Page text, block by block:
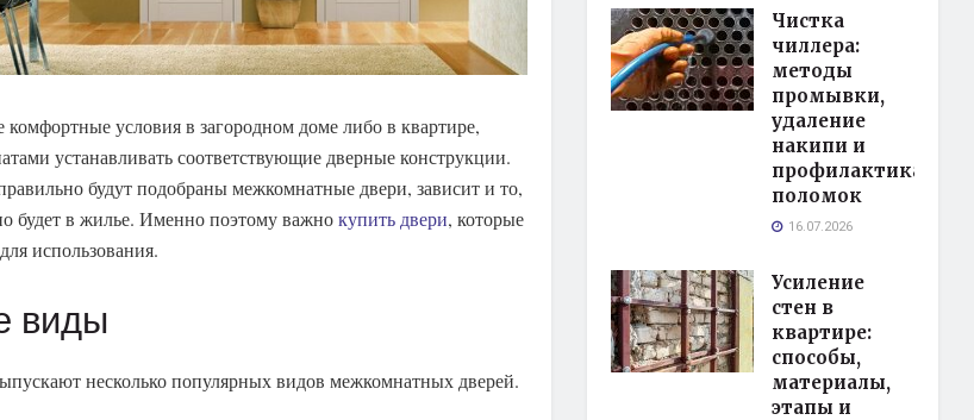
комфортные условия в загородном доме либо в квартире,
устанавливать соответствующие дверные конструкции.
будут подобраны межкомнатные двери, зависит и то,
будет в жилье. Именно поэтому важнокупить двери, которые
использования.
виды
несколько популярных видов межкомнатных дверей.
Чистка
чиллера:
методы
промывки,
удаление
накипи и
профилактика
поломок
16.07.2026
Усиление
стен в
квартире:
способы,
материалы,
этапы и